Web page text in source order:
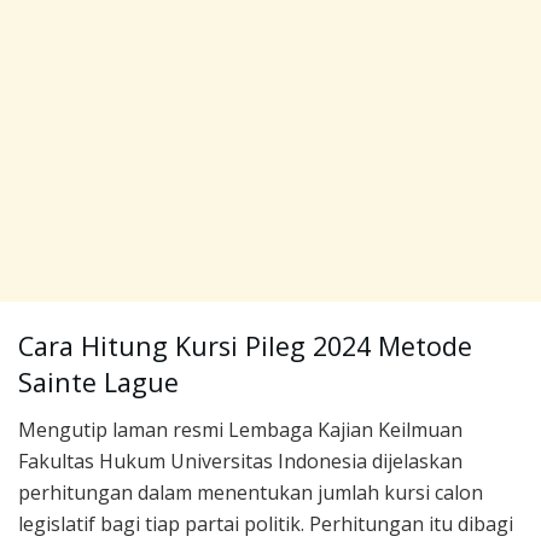
Cara Hitung Kursi Pileg 2024 Metode
Sainte Lague
Mengutip laman resmi Lembaga Kajian Keilmuan
Fakultas Hukum Universitas Indonesia dijelaskan
perhitungan dalam menentukan jumlah kursi calon
legislatif bagi tiap partai politik. Perhitungan itu dibagi